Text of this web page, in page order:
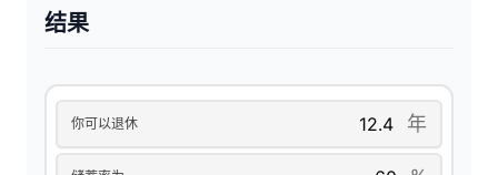
结果
你可以退休 年